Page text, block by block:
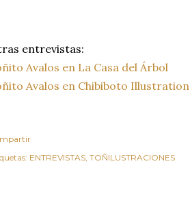
entrevistas:
Avalos en La Casa del Árbol
Avalos en Chibiboto Illustration
ENTREVISTAS TOÑILUSTRACIONES